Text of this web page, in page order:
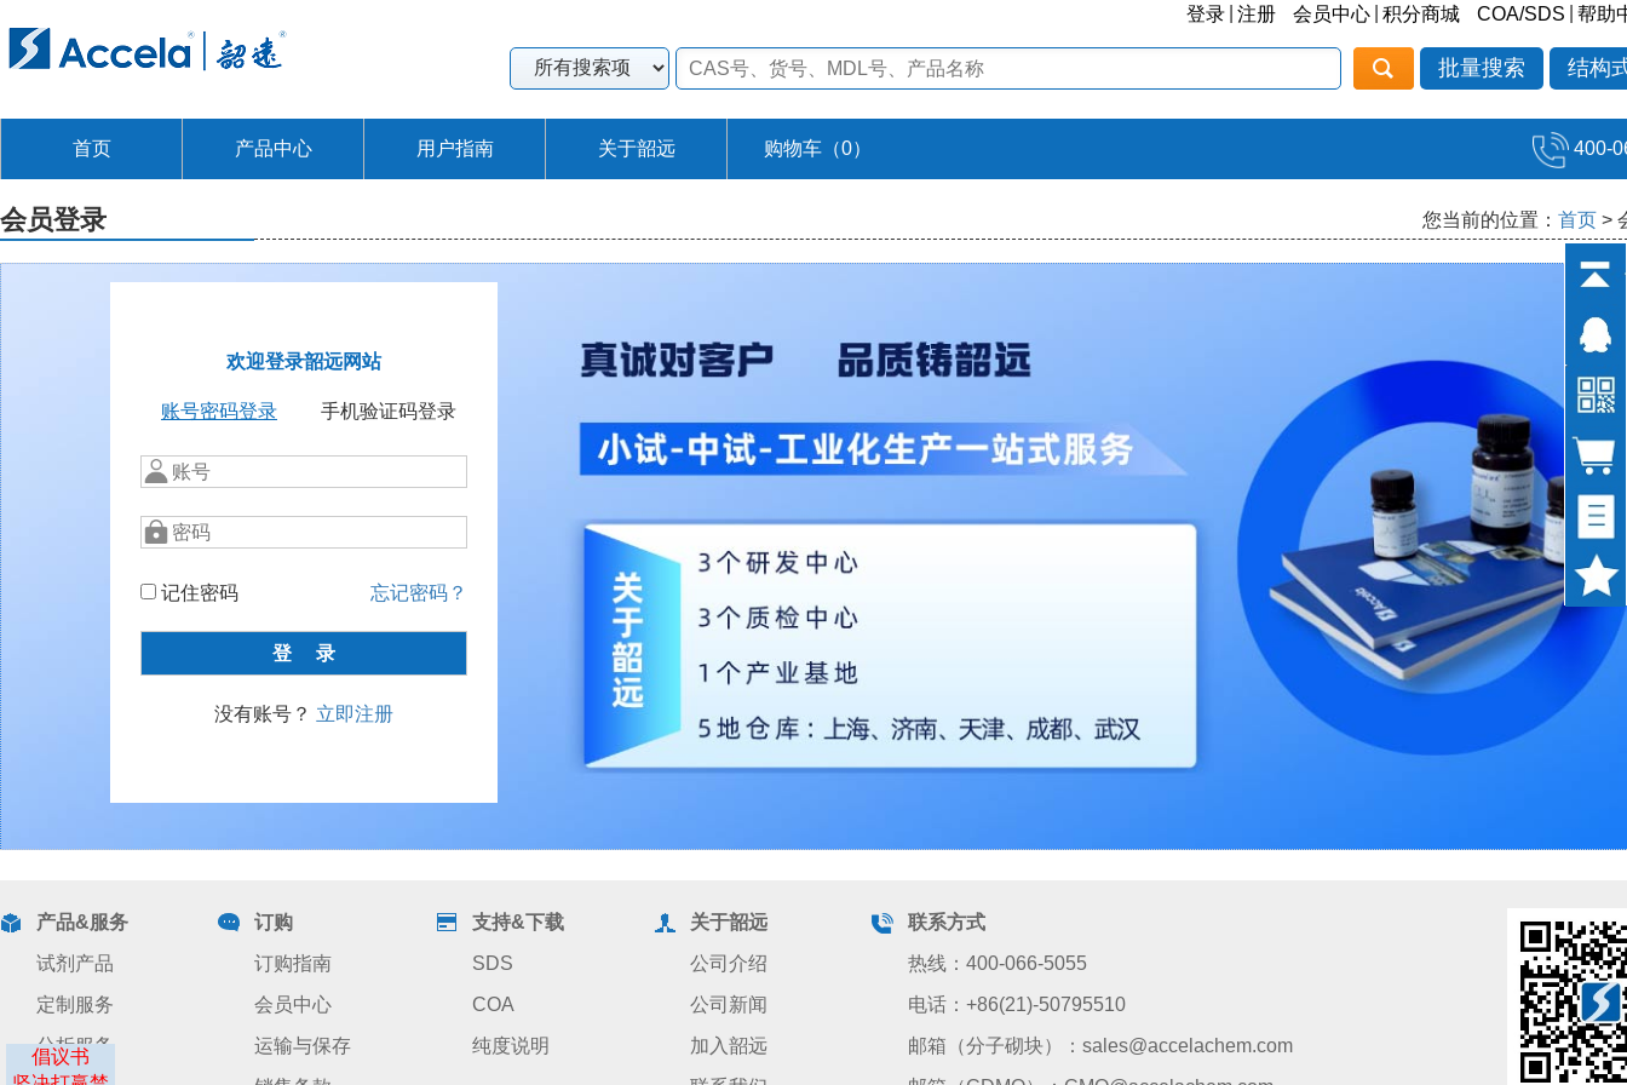
登录 注册 会员中心 积分商城 COA/SDS 帮助
批量搜索 结构
首页 产品中心 用户指南 关于韶远 购物车（0） 400-
倡议书
会员登录 您当前的位置： 首页 >
欢迎登录韶远网站
账号密码登录 手机验证码登录
记住密码 忘记密码？
没有账号？ 立即注册
产品&服务
试剂产品
定制服务
分析服务
订购
订购指南
会员中心
运输与保存
支持&下载
SDS
COA
纯度说明
关于韶远
公司介绍
公司新闻
加入韶远
联系方式
热线：400-066-5055
电话：+86(21)-50795510
邮箱（分子砌块）：sales@accelachem.com